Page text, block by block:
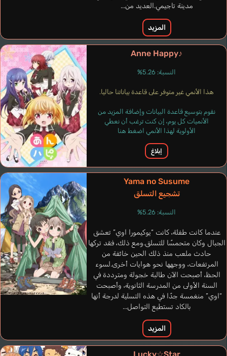
Hoketsu Haruko
Kakazu Yumi
مدينة تاجيمي.العديد من...
المزيد
Anne Happy♪
النسبة: 5.26%
هذا الأنمي غير متوفر على قاعدة بياناتنا حاليا.
نقوم بتوسيع قاعدة البيانات وإضافة المزيد من
الأنميات كل يوم، إن كنت ترغب أن نعطي
الأولوية لهذا الأنمي اضغط هنا
إبلاغ
Yama no Susume
تشجيع التسلق
النسبة: 5.26%
عندما كانت طفلة، كانت “يوكيمورا اوي” تعشق
الجبال وكان متحمسًا للتسلق.ومع ذلك، فقد تركها
حادث ملعب منذ ذلك الحين خائفة من
المرتفعات، ووجهها نحو هوايات أخرى.لسوء
الحظ، أصبحت الآن طالبة خجولة ومترددة في
السنة الأولى من المدرسة الثانوية، وأصبحت
“اوي” منغمسة جدًا في هذه التسلية لدرجة أنها
بالكاد تستطيع التواصل...
المزيد